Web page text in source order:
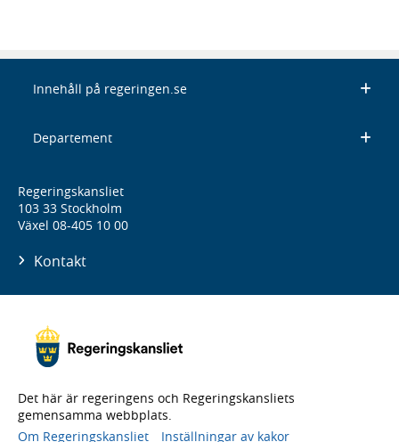
Innehåll på regeringen.se
Departement
Regeringskansliet
103 33 Stockholm
Växel 08-405 10 00
Kontakt
Det här är regeringens och Regeringskansliets
gemensamma webbplats.
Om Regeringskansliet
Inställningar av kakor